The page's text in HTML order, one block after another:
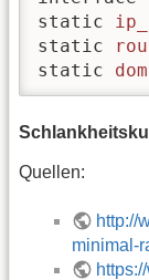
static
static
static
Quellen:
http://
minimal-